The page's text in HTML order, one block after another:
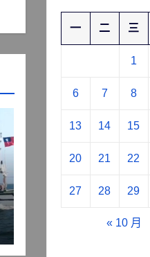
一 二 三
1
6 7 8
13 14 15
20 21 22
27 28 29
« 10 月